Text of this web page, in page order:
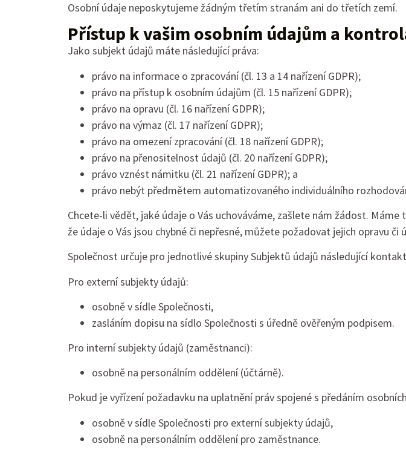
Osobní údaje neposkytujeme žádným třetím stranám ani do třetích zemí.
Přístup k vašim osobním údajům a
Jako subjekt údajů máte následující práva:
právo na informace o zpracování (čl. 13 a 14 nařízení GDPR);
právo na přístup k osobním údajům (čl. 15 nařízení GDPR);
právo na opravu (čl. 16 nařízení GDPR);
právo na výmaz (čl. 17 nařízení GDPR);
právo na omezení zpracování (čl. 18 nařízení GDPR);
právo na přenositelnost údajů (čl. 20 nařízení GDPR);
právo vznést námitku (čl. 21 nařízení GDPR); a
právo nebýt předmětem automatizovaného individuálního
Chcete-li vědět, jaké údaje o Vás uchováváme, zašlete nám žádost.
že údaje o Vás jsou chybné či nepřesné, můžete požadovat jejich opravu či
Společnost určuje pro jednotlivé skupiny Subjektů údajů následující
Pro externí subjekty údajů:
osobně v sídle Společnosti,
zasláním dopisu na sídlo Společnosti s úředně ověřeným podpisem.
Pro interní subjekty údajů (zaměstnanci):
osobně na personálním oddělení (účtárně).
Pokud je vyřízení požadavku na uplatnění práv spojené s předáním
osobně v sídle Společnosti pro externí subjekty údajů,
osobně na personálním oddělení pro zaměstnance.